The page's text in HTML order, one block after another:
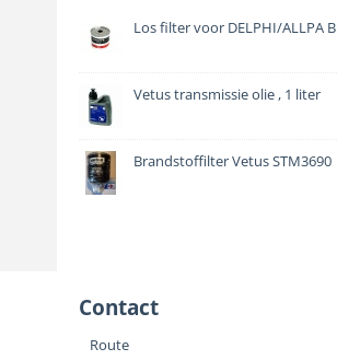
Los filter voor DELPHI/ALLPA
Vetus transmissie olie , 1 liter
Brandstoffilter Vetus STM3690
Contact
Route